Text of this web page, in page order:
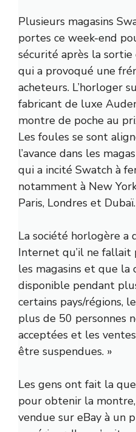
Plusieurs magasins
portes ce week-end
sécurité après la sortie
qui a provoqué une
acheteurs. L’horloger
fabricant de luxe
montre de poche au
Les foules se sont
l’avance dans les
qui a incité Swatch à
notamment à New
Paris, Londres et Dubaï.
La société horlogère a
Internet qu’il ne fallait
les magasins et que la
disponible pendant
certains pays/régions,
plus de 50 personnes
acceptées et les
être suspendues. »
Les gens ont fait la
pour obtenir la
vendue sur eBay à un